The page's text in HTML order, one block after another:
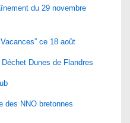
du 29 novembre
ce 18 août
Dunes de Flandres
des NNO bretonnes